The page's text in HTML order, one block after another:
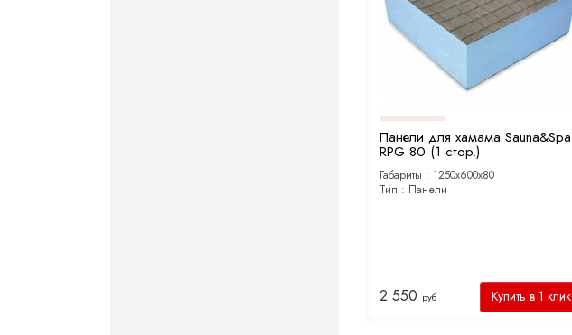
Панели для хамама Sauna&Spa
RPG 80 (1 стор.)
Габариты : 1250х600х80
Тип : Панели
2 550 руб Купить в 1 клик